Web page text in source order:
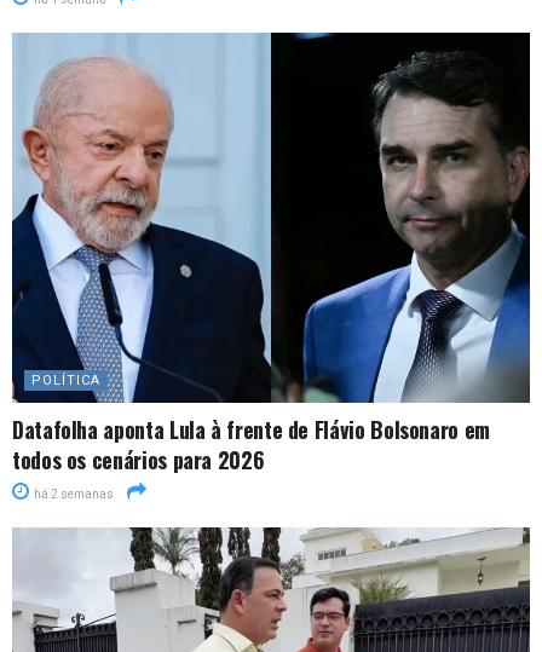
POLÍTICA
Datafolha aponta Lula à frente de Flávio Bolsonaro em
todos os cenários para 2026
há 2 semanas